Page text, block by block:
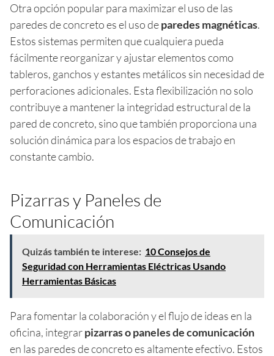
Otra opción popular para maximizar el uso de las
paredes de concreto es el uso deparedes magnéticas.
Estos sistemas permiten que cualquiera pueda
fácilmente reorganizar y ajustar elementos como
tableros, ganchos y estantes metálicos sin necesidad de
perforaciones adicionales. Esta flexibilización no solo
contribuye a mantener la integridad estructural de la
pared de concreto, sino que también proporciona una
solución dinámica para los espacios de trabajo en
constante cambio.
Pizarras y Paneles de
Comunicación
Quizás también te interese: 10 Consejos de
Seguridad con Herramientas Eléctricas Usando
Herramientas Básicas
Para fomentar la colaboración y el flujo de ideas en la
oficina, integrarpizarras o paneles de comunicación
en las paredes de concreto es altamente efectivo. Estos